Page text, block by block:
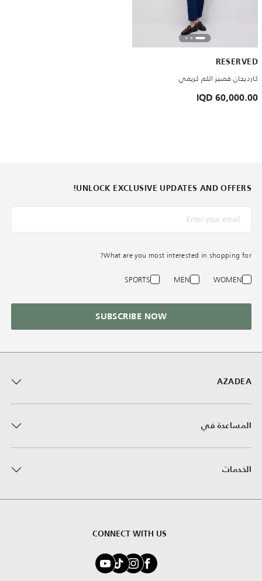
RESERVED
كارديجان قصير الكم كريمي
60,000.00 IQD
AZADEA
المساعدة في
الخدمات
CONNECT WITH US
UNLOCK EXCLUSIVE UPDATES AND OFFERS!
What are you most interested in shopping for?
WOMEN
MEN
SPORTS
SUBSCRIBE NOW